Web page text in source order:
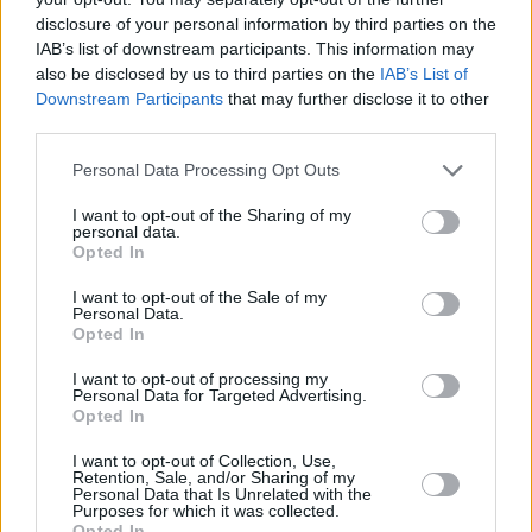
disclosure of your personal information by third parties on the
IAB’s list of downstream participants. This information may
also be disclosed by us to third parties on the IAB’s List of
Downstream Participants that may further disclose it to other
Please note that this website/app uses one or more Google
not limited to your visit or usage behaviour. You may click to
grant or deny consent to Google and its third-party tags to
use your data for below specified purposes in below Google
consent section.
Personal Data Processing Opt Outs
I want to opt-out of the Sharing of my
personal data.
Opted In
I want to opt-out of the Sale of my
Personal Data.
Opted In
I want to opt-out of processing my
Personal Data for Targeted Advertising.
Opted In
I want to opt-out of Collection, Use,
Retention, Sale, and/or Sharing of my
Personal Data that Is Unrelated with the
Purposes for which it was collected.
στην Αίγινα